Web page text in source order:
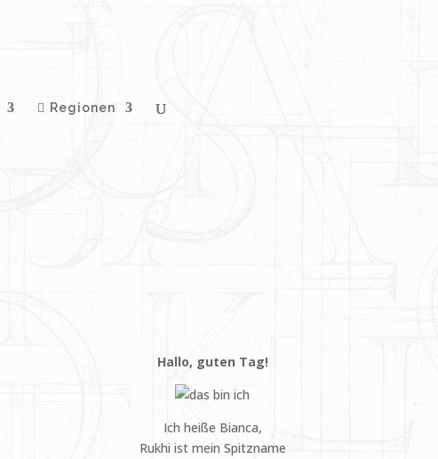
Regionen
Hallo, guten Tag!
Ich heiße Bianca,
Rukhi ist mein Spitzname